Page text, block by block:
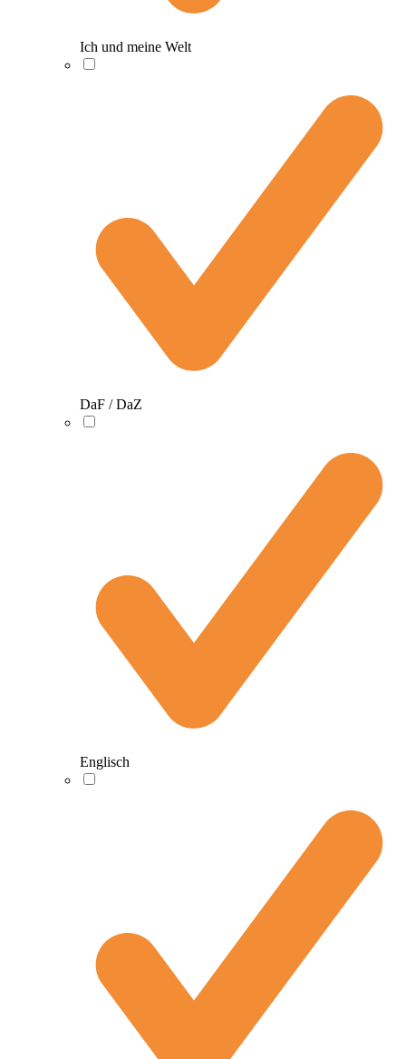
Ich und meine Welt
DaF / DaZ
Englisch